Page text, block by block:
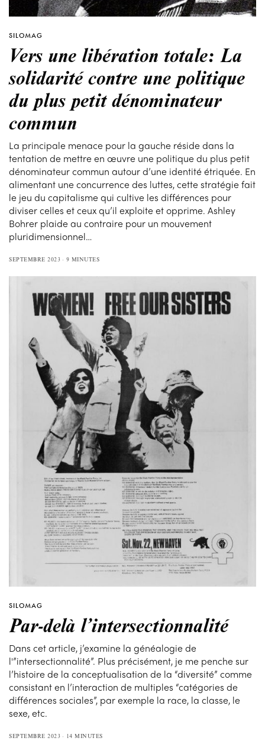
SILOMAG
Vers une libération totale: La
solidarité contre une politique
du plus petit dénominateur
commun
La principale menace pour la gauche réside dans la
tentation de mettre en œuvre une politique du plus petit
dénominateur commun autour d’une identité étriquée. En
alimentant une concurrence des luttes, cette stratégie fait
le jeu du capitalisme qui cultive les différences pour
diviser celles et ceux qu’il exploite et opprime. Ashley
Bohrer plaide au contraire pour un mouvement
pluridimensionnel…
SEPTEMBRE 2023 9 MINUTES
SILOMAG
Par-delà l’intersectionnalité
Dans cet article, j’examine la généalogie de
l'”intersectionnalité”. Plus précisément, je me penche sur
l’histoire de la conceptualisation de la “diversité” comme
consistant en l’interaction de multiples “catégories de
différences sociales”, par exemple la race, la classe, le
sexe, etc.
SEPTEMBRE 2023 14 MINUTES